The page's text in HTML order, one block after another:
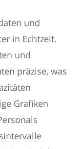
und
in Echtzeit.
und
präzise, was
Grafiken